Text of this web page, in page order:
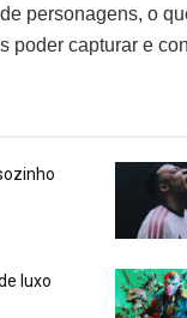
personagens, o
poder capturar e
luxo